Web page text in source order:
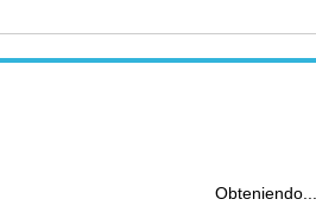
Obteniendo...